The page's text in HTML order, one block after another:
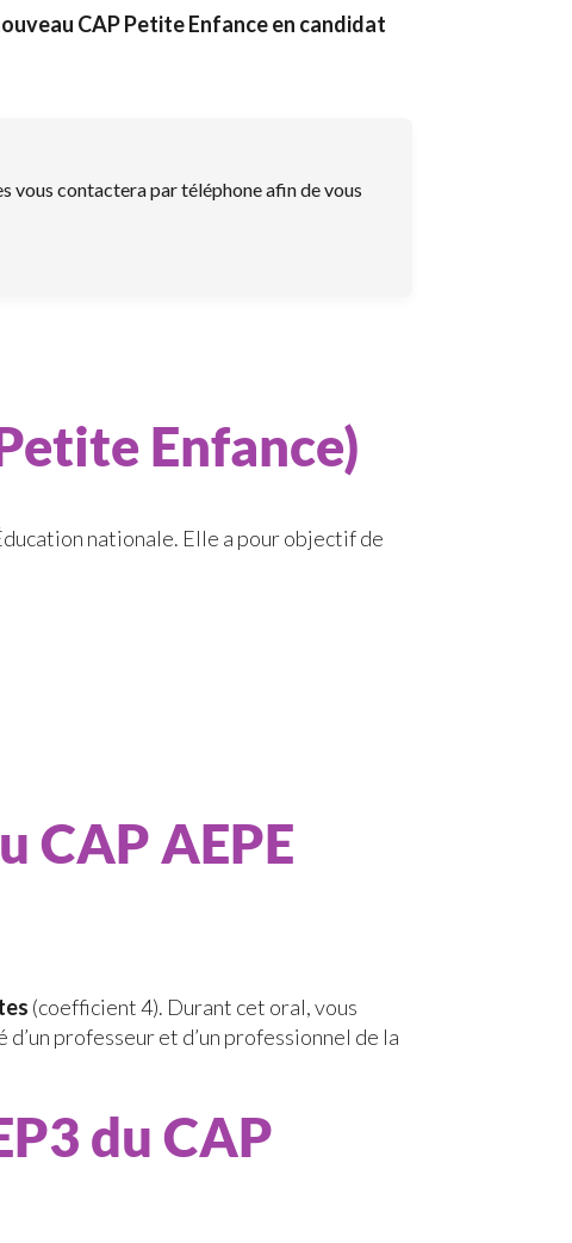
CAP Petite Enfance en candidat
vous contactera par téléphone afin de vous
Enfance)
nationale. Elle a pour objectif de
CAP AEPE
(coefficient 4). Durant cet oral, vous
d’un professeur et d’un professionnel de la
du CAP